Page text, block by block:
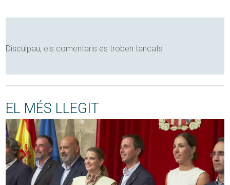
Disculpau, els comentaris es troben tancats
EL MÉS LLEGIT